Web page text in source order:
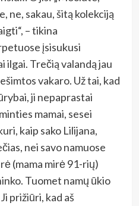
ne, sakau, šitą kolekciją
– tikina
įsisukusi
ilgai. Trečią valandą jau
vakaro. Už tai, kad
ji nepaprastai
mamai, sesei
kaip sako Lilijana,
nei savo namuose
(mama mirė 91-rių)
Tuomet namų ūkio
prižiūri, kad aš